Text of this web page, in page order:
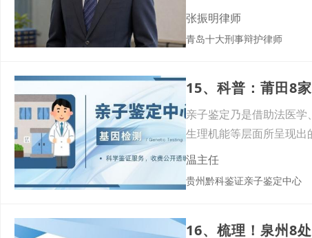
同履
张振明律师
青岛十大刑事辩护律师
15、科普：莆田8
亲子鉴定乃是借助法医学
生理机能等层面所呈现出
究竟
温主任
贵州黔科鉴证亲子鉴定中心